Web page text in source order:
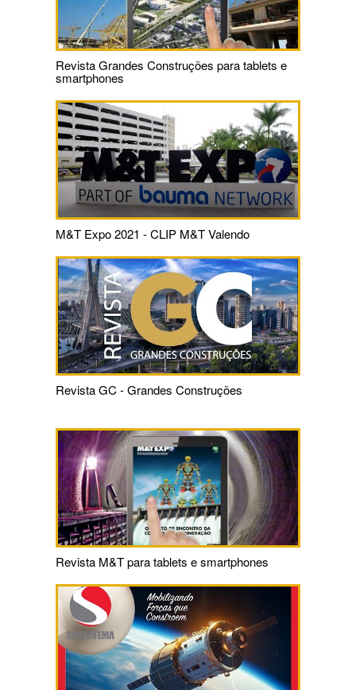
Revista Grandes Construções para tablets e
smartphones
M&T Expo 2021 - CLIP M&T Valendo
Revista GC - Grandes Construções
Revista M&T para tablets e smartphones